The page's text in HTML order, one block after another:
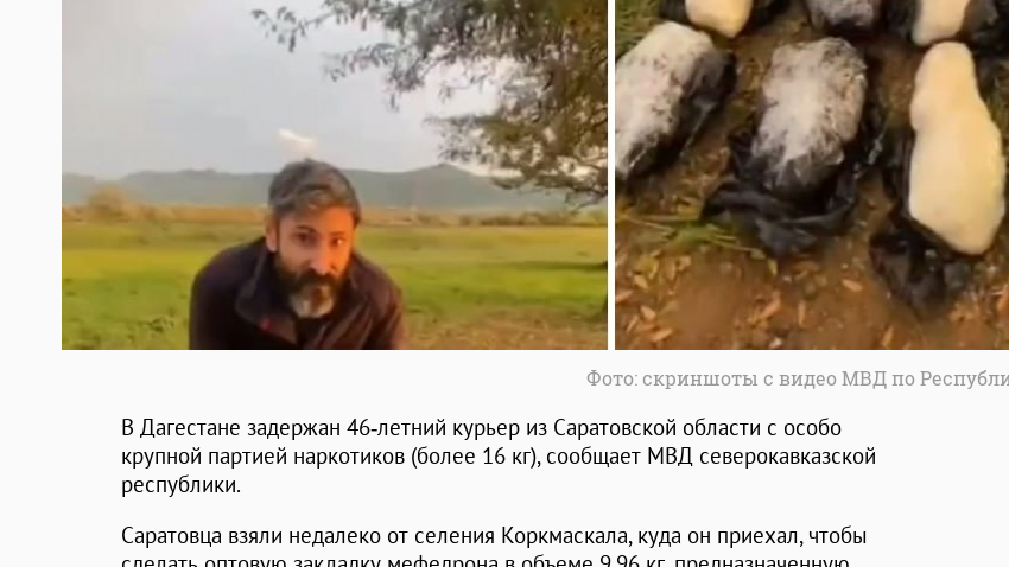
Фото: скриншоты с видео МВД по
В Дагестане задержан 46‑летний курьер из Саратовской области с особо
крупной партией наркотиков (более 16 кг), сообщает МВД северокавказской
республики.
Саратовца взяли недалеко от селения Коркмаскала, куда он приехал, чтобы